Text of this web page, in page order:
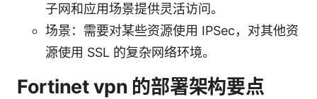
子网和应用场景提供灵活访问。
场景：需要对某些资源使用 IPSec，对其他资
源使用 SSL 的复杂网络环境。
Fortinet vpn 的部署架构要点